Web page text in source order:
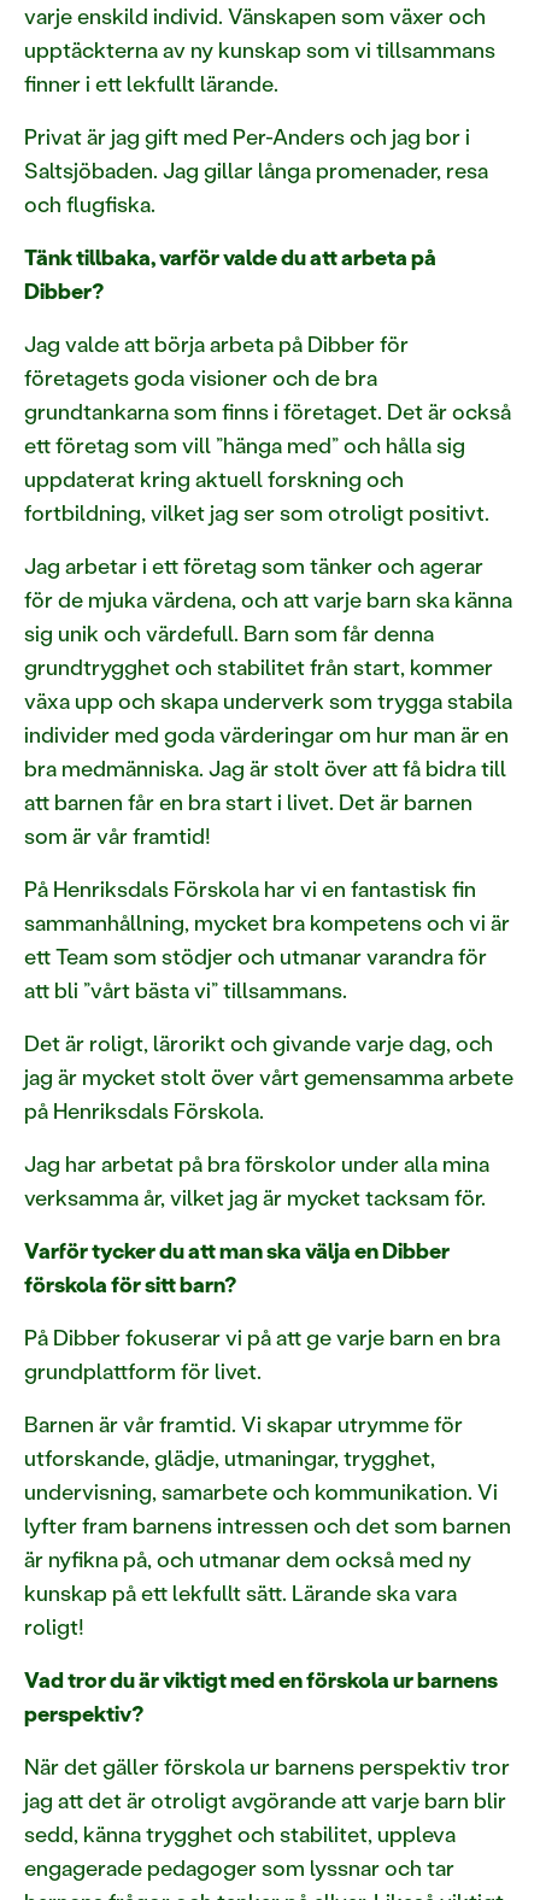
varje enskild individ. Vänskapen som växer och
upptäckterna av ny kunskap som vi tillsammans
finner i ett lekfullt lärande.
Privat är jag gift med Per-Anders och jag bor i
Saltsjöbaden. Jag gillar långa promenader, resa
och flugfiska.
Tänk tillbaka, varför valde du att arbeta på
Dibber?
Jag valde att börja arbeta på Dibber för
företagets goda visioner och de bra
grundtankarna som finns i företaget. Det är också
ett företag som vill ”hänga med” och hålla sig
uppdaterat kring aktuell forskning och
fortbildning, vilket jag ser som otroligt positivt.
Jag arbetar i ett företag som tänker och agerar
för de mjuka värdena, och att varje barn ska känna
sig unik och värdefull. Barn som får denna
grundtrygghet och stabilitet från start, kommer
växa upp och skapa underverk som trygga stabila
individer med goda värderingar om hur man är en
bra medmänniska. Jag är stolt över att få bidra till
att barnen får en bra start i livet. Det är barnen
som är vår framtid!
På Henriksdals Förskola har vi en fantastisk fin
sammanhållning, mycket bra kompetens och vi är
ett Team som stödjer och utmanar varandra för
att bli ”vårt bästa vi” tillsammans.
Det är roligt, lärorikt och givande varje dag, och
jag är mycket stolt över vårt gemensamma arbete
på Henriksdals Förskola.
Jag har arbetat på bra förskolor under alla mina
verksamma år, vilket jag är mycket tacksam för.
Varför tycker du att man ska välja en Dibber
förskola för sitt barn?
På Dibber fokuserar vi på att ge varje barn en bra
grundplattform för livet.
Barnen är vår framtid. Vi skapar utrymme för
utforskande, glädje, utmaningar, trygghet,
undervisning, samarbete och kommunikation. Vi
lyfter fram barnens intressen och det som barnen
är nyfikna på, och utmanar dem också med ny
kunskap på ett lekfullt sätt. Lärande ska vara
roligt!
Vad tror du är viktigt med en förskola ur barnens
perspektiv?
När det gäller förskola ur barnens perspektiv tror
jag att det är otroligt avgörande att varje barn blir
sedd, känna trygghet och stabilitet, uppleva
engagerade pedagoger som lyssnar och tar